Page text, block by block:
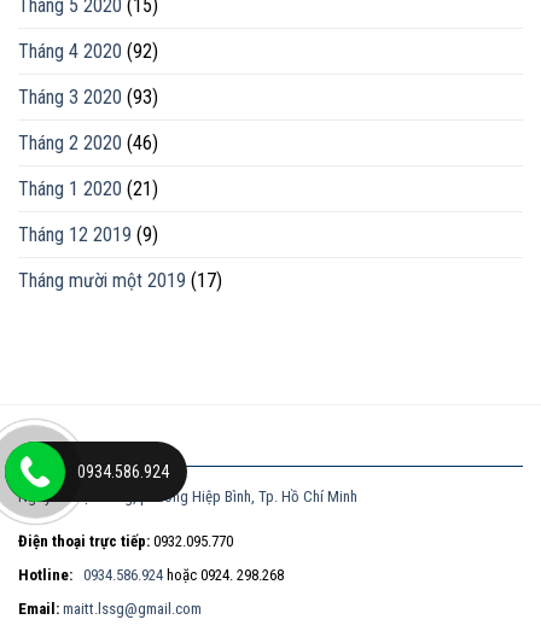
Tháng 5 2020 (15)
Tháng 4 2020 (92)
Tháng 3 2020 (93)
Tháng 2 2020 (46)
Tháng 1 2020 (21)
Tháng 12 2019 (9)
Tháng mười một 2019 (17)
ĐỊA CHỈ
Nguyễn Thị Nhung, phường Hiệp Bình, Tp. Hồ Chí Minh
Điện thoại trực tiếp: 0932.095.770
Hotline: 0934.586.924 hoặc 0924. 298.268
Email: maitt.lssg@gmail.com
0934.586.924